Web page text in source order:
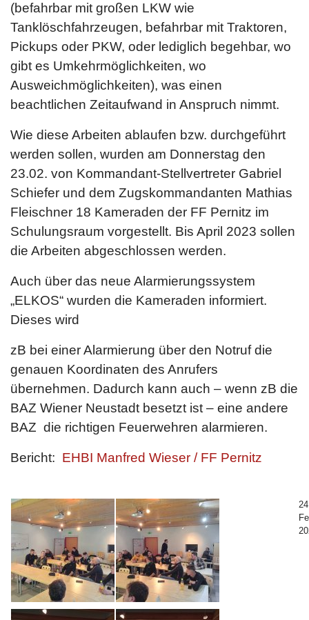
(befahrbar mit großen LKW wie
Tanklöschfahrzeugen, befahrbar mit Traktoren,
Pickups oder PKW, oder lediglich begehbar, wo
gibt es Umkehrmöglichkeiten, wo
Ausweichmöglichkeiten), was einen
beachtlichen Zeitaufwand in Anspruch nimmt.
Wie diese Arbeiten ablaufen bzw. durchgeführt
werden sollen, wurden am Donnerstag den
23.02. von Kommandant-Stellvertreter Gabriel
Schiefer und dem Zugskommandanten Mathias
Fleischner 18 Kameraden der FF Pernitz im
Schulungsraum vorgestellt. Bis April 2023 sollen
die Arbeiten abgeschlossen werden.
Auch über das neue Alarmierungssystem
„ELKOS“ wurden die Kameraden informiert.
Dieses wird
zB bei einer Alarmierung über den Notruf die
genauen Koordinaten des Anrufers
übernehmen. Dadurch kann auch – wenn zB die
BAZ Wiener Neustadt besetzt ist – eine andere
BAZ die richtigen Feuerwehren alarmieren.
Bericht: EHBI Manfred Wieser / FF Pernitz